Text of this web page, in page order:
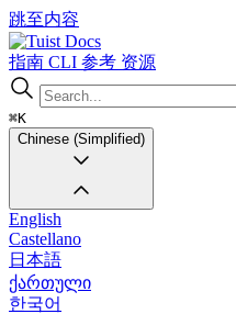
跳至内容
Docs
指南 CLI 参考 资源
⌘K
Chinese (Simplified)
English
Castellano
日本語
ქართული
한국어